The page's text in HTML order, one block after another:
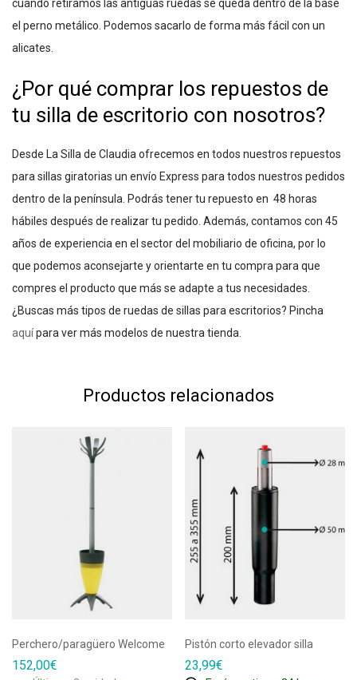
cuando retiramos las antiguas ruedas se queda dentro de la base
el perno metálico. Podemos sacarlo de forma más fácil con un
alicates.
¿Por qué comprar los repuestos de
tu silla de escritorio con nosotros?
Desde La Silla de Claudia ofrecemos en todos nuestros repuestos
para sillas giratorias un envío Express para todos nuestros pedidos
dentro de la península. Podrás tener tu repuesto en 48 horas
hábiles después de realizar tu pedido. Además, contamos con 45
años de experiencia en el sector del mobiliario de oficina, por lo
que podemos aconsejarte y orientarte en tu compra para que
compres el producto que más se adapte a tus necesidades.
¿Buscas más tipos de ruedas de sillas para escritorios? Pincha
aquípara ver más modelos de nuestra tienda.
Productos relacionados
Perchero/paragüero Welcome
152,00€
Pistón corto elevador silla
23,99€